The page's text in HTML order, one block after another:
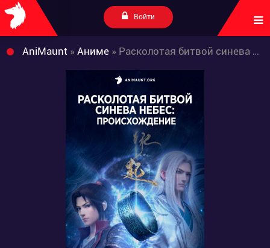
Войти
AniMaunt » Аниме » Расколотая битвой синева небес: Происхождение